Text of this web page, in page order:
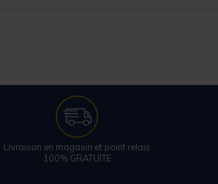
Livraison en magasin et point relais
100% GRATUITE